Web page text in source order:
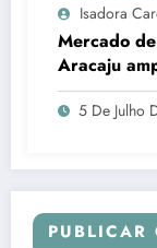
Isadora
Mercado
Aracaju
formais
5 De Julho
PUBLICAR